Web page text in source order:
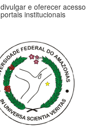
e oferecer acesso
institucionais